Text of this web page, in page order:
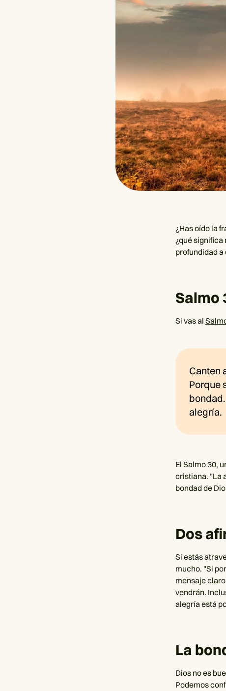
¿Has oído la
¿qué
profundidad
Salmo
Si vas al
Canten
Porque
alegría.
El Salmo 30,
cristiana. "La
bondad de
Dos
Si estás
mucho. "Si
mensaje
vendrán.
alegría está
La
Dios no es
Podemos